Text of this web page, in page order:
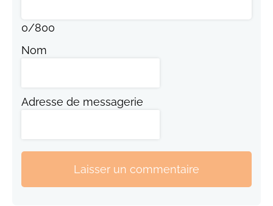
0/800
Nom
Adresse de messagerie
Laisser un commentaire